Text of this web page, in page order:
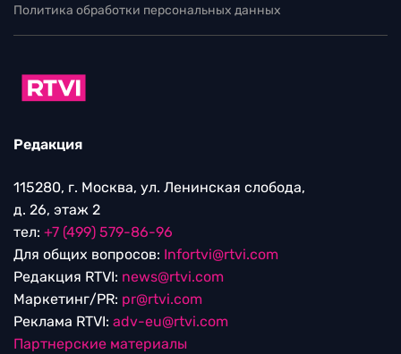
Политика обработки персональных данных
Редакция
115280, г. Москва, ул. Ленинская слобода,
д. 26, этаж 2
тел: +7 (499) 579-86-96
Для общих вопросов: Infortvi@rtvi.com
Редакция RTVI: news@rtvi.com
Маркетинг/PR: pr@rtvi.com
Реклама RTVI: adv-eu@rtvi.com
Партнерские материалы